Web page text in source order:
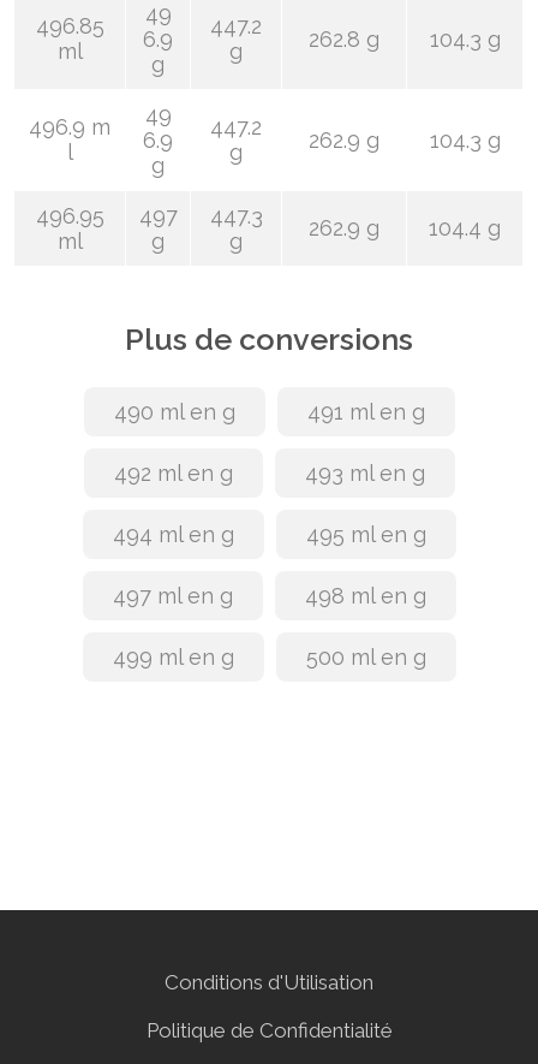
496.85
ml
49
6.9
g
447.2
g
262.8 g 104.3 g
496.9 m
l
49
6.9
g
447.2
g
262.9 g 104.3 g
496.95
ml
497
g
447.3
g
262.9 g 104.4 g
Plus de conversions
490 ml en g 491 ml en g
492 ml en g 493 ml en g
494 ml en g 495 ml en g
497 ml en g 498 ml en g
499 ml en g 500 ml en g
Conditions d'Utilisation
Politique de Confidentialité